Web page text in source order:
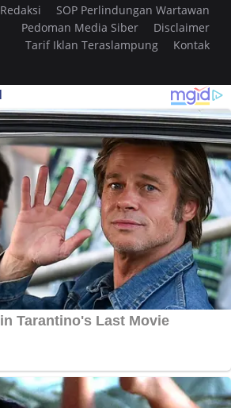
Redaksi
SOP Perlindungan Wartawan
Pedoman Media Siber
Disclaimer
Tarif Iklan Teraslampung
Kontak